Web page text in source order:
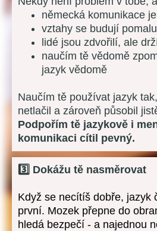
německá komunikace
vztahy se budují pomalu
lidé jsou zdvořilí, ale
naučím tě vědomě
jazyk vědomě
Naučím tě používat jazyk
netlačil a zároveň působil
Podpořím tě jazykově i
komunikaci cítil pevný.
3️⃣ Dokážu tě nasměrovat
Když se necítíš dobře, jazyk
první. Mozek přepne do
hledá bezpečí - a najednou